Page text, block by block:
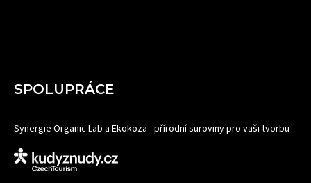
SPOLUPRÁCE
Synergie Organic Lab a Ekokoza - přírodní suroviny pro vaši tvorbu